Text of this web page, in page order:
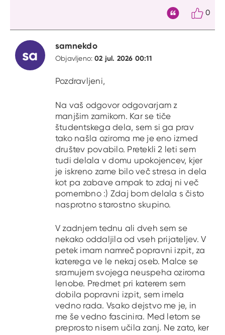
0
sa
samnekdo
Objavljeno:02 jul. 2026 00:11
Pozdravljeni,
Na vaš odgovor odgovarjam z
manjšim zamikom. Kar se tiče
študentskega dela, sem si ga prav
tako našla oziroma me je eno izmed
društev povabilo. Pretekli 2 leti sem
tudi delala v domu upokojencev, kjer
je iskreno zame bilo več stresa in dela
kot pa zabave ampak to zdaj ni več
pomembno :) Zdaj bom delala s čisto
nasprotno starostno skupino.
V zadnjem tednu ali dveh sem se
nekako oddaljila od vseh prijateljev. V
petek imam namreč popravni izpit, za
katerega ve le nekaj oseb. Malce se
sramujem svojega neuspeha oziroma
lenobe. Predmet pri katerem sem
dobila popravni izpit, sem imela
vedno rada. Vsako dejstvo me je, in
me še vedno fascinira. Med letom se
preprosto nisem učila zanj. Ne zato, ker